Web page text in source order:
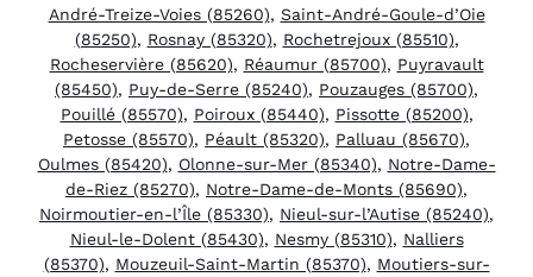
André-Treize-Voies (85260), Saint-André-Goule-d’Oie
(85250), Rosnay (85320), Rochetrejoux (85510),
Rocheservière (85620), Réaumur (85700), Puyravault
(85450), Puy-de-Serre (85240), Pouzauges (85700),
Pouillé (85570), Poiroux (85440), Pissotte (85200),
Petosse (85570), Péault (85320), Palluau (85670),
Oulmes (85420), Olonne-sur-Mer (85340), Notre-Dame-
de-Riez (85270), Notre-Dame-de-Monts (85690),
Noirmoutier-en-l’Île (85330), Nieul-sur-l’Autise (85240),
Nieul-le-Dolent (85430), Nesmy (85310), Nalliers
(85370), Mouzeuil-Saint-Martin (85370), Moutiers-sur-